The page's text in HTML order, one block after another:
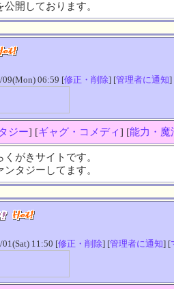
開しております。
06:59 [修正・削除] [管理者に通知]
ジー] [ギャグ・コメディ] [能力・魔
がきサイトです。
タジーしてます。
11:50 [修正・削除] [管理者に通知] [